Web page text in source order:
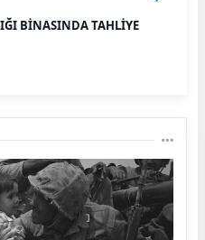
BİNASINDA TAHLİYE